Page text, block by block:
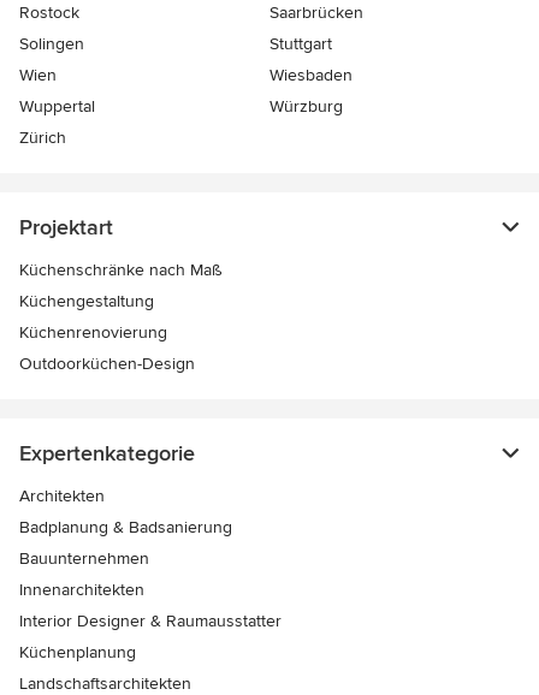
Rostock
Saarbrücken
Solingen
Stuttgart
Wien
Wiesbaden
Wuppertal
Würzburg
Zürich
Projektart
Küchenschränke nach Maß
Küchengestaltung
Küchenrenovierung
Outdoorküchen-Design
Expertenkategorie
Architekten
Badplanung & Badsanierung
Bauunternehmen
Innenarchitekten
Interior Designer & Raumausstatter
Küchenplanung
Landschaftsarchitekten